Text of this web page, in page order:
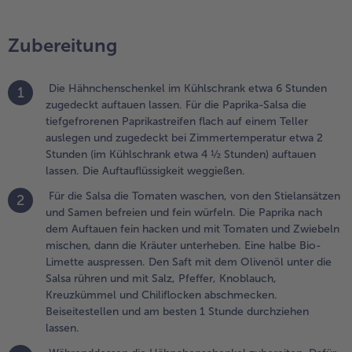
1
Dafür
Backofen auf
Unterhitze,
°C Umluft)
Honig,
Zubereitung
1
Die Hähnchenschenkel im Kühlschrank etwa 6 Stunden
zugedeckt auftauen lassen. Für die Paprika-Salsa die
tiefgefrorenen Paprikastreifen flach auf einem Teller
auslegen und zugedeckt bei Zimmertemperatur etwa 2
Stunden (im Kühlschrank etwa 4 ½ Stunden) auftauen
lassen. Die Auftauflüssigkeit weggießen.
2
Für die Salsa die Tomaten waschen, von den Stielansätzen
und Samen befreien und fein würfeln. Die Paprika nach
dem Auftauen fein hacken und mit Tomaten und Zwiebeln
mischen, dann die Kräuter unterheben. Eine halbe Bio-
Limette auspressen. Den Saft mit dem Olivenöl unter die
Salsa rühren und mit Salz, Pfeffer, Knoblauch,
Kreuzkümmel und Chiliflocken abschmecken.
Beiseitestellen und am besten 1 Stunde durchziehen
lassen.